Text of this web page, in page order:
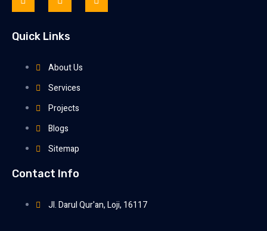
Quick Links
About Us
Services
Projects
Blogs
Sitemap
Contact Info
Jl. Darul Qur'an, Loji, 16117